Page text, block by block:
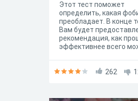
Этот тест поможет
определить, какая
преобладает. В конце
Вам будет
рекомендация, как
эффективнее всего
262